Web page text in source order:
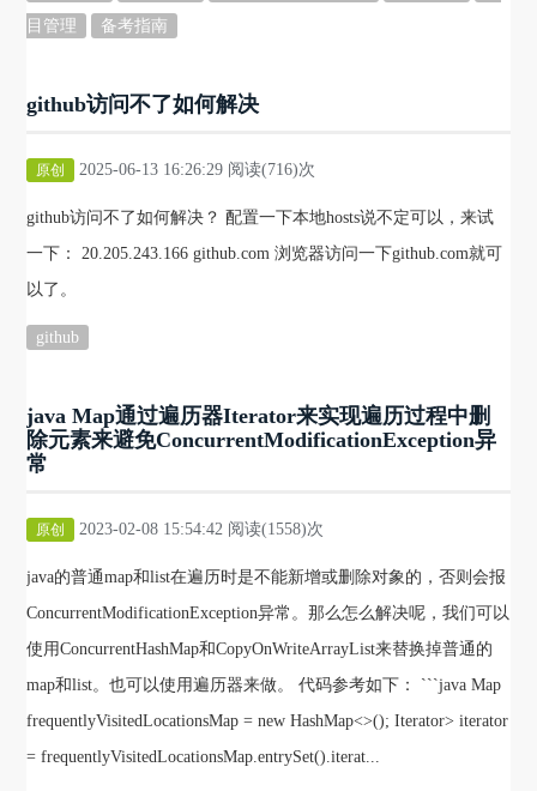
目管理
备考指南
github访问不了如何解决
原创 2025-06-13 16:26:29 阅读(716)次
github访问不了如何解决？ 配置一下本地hosts说不定可以，来试
一下： 20.205.243.166 github.com 浏览器访问一下github.com就可
以了。
github
java Map通过遍历器Iterator来实现遍历过程中删
除元素来避免ConcurrentModificationException异
常
原创 2023-02-08 15:54:42 阅读(1558)次
java的普通map和list在遍历时是不能新增或删除对象的，否则会报
ConcurrentModificationException异常。那么怎么解决呢，我们可以
使用ConcurrentHashMap和CopyOnWriteArrayList来替换掉普通的
map和list。也可以使用遍历器来做。 代码参考如下： ```java Map
frequentlyVisitedLocationsMap = new HashMap<>(); Iterator> iterator
= frequentlyVisitedLocationsMap.entrySet().iterat...